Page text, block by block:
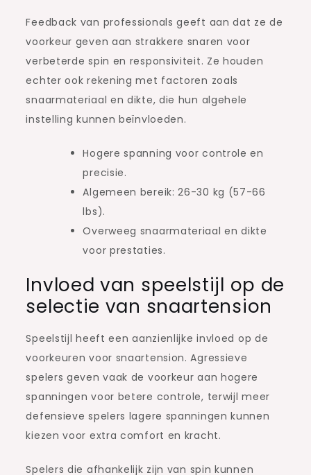
Feedback van professionals geeft aan dat ze de
voorkeur geven aan strakkere snaren voor
verbeterde spin en responsiviteit. Ze houden
echter ook rekening met factoren zoals
snaarmateriaal en dikte, die hun algehele
instelling kunnen beïnvloeden.
Hogere spanning voor controle en
precisie.
Algemeen bereik: 26-30 kg (57-66
lbs).
Overweeg snaarmateriaal en dikte
voor prestaties.
Invloed van speelstijl op de
selectie van snaartension
Speelstijl heeft een aanzienlijke invloed op de
voorkeuren voor snaartension. Agressieve
spelers geven vaak de voorkeur aan hogere
spanningen voor betere controle, terwijl meer
defensieve spelers lagere spanningen kunnen
kiezen voor extra comfort en kracht.
Spelers die afhankelijk zijn van spin kunnen